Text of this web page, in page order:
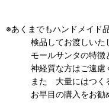
※あくまでもハンドメイド
検品してお渡しいた
モールサンタの特徴と
神経質な方はご遠慮
また 大量にはつくる
お早目の購入をお勧